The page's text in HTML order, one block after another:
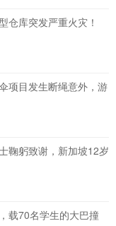
仓库突发严重火灾！
项目发生断绳意外，游
鞠躬致谢，新加坡12岁
载70名学生的大巴撞